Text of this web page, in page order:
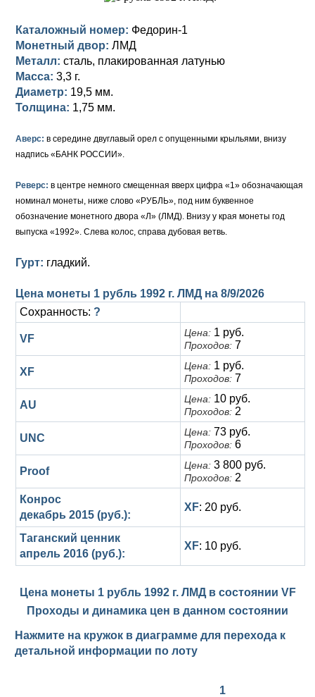
Германская оккупация
Для Финляндии
Памятные и донативные
Для Финляндии
Памятные и донативные
Медь
Для Финляндии
Памятные и донативные
Платина, золото
Серебро
Медь
Для Грузии
Русско-Польские
Памятные и донативные
Золото
Серебро
Медь
Для Грузии
Павел I (1796-1801)
Золото
Серебро
Медь
Екатерина II (1762-1796)
Золото
Серебро
Петр III (1762)
Елизавета I (1741-1762)
Альбертусталер
Анна Иоанновна (1730-1740)
Золото
Серебро
Медь
Для Речи Посполитой
Каталожный номер: Федорин-1
Монетный двор: ЛМД
Металл: сталь, плакированная латунью
Масса: 3,3 г.
Диаметр: 19,5 мм.
Толщина: 1,75 мм.
Аверс: в середине двуглавый орел с опущенными крыльями, внизу
надпись «БАНК РОССИИ».
Реверс: в центре немного смещенная вверх цифра «1» обозначающая
номинал монеты, ниже слово «РУБЛЬ», под ним буквенное
обозначение монетного двора «Л» (ЛМД). Внизу у края монеты год
выпуска «1992». Слева колос, справа дубовая ветвь.
Гурт: гладкий.
Цена монеты 1 рубль 1992 г. ЛМД на 8/9/2026
Сохранность: ?
VF Цена: 1 руб.
Проходов: 7
XF Цена: 1 руб.
Проходов: 7
AU Цена: 10 руб.
Проходов: 2
UNC Цена: 73 руб.
Проходов: 6
Proof Цена: 3 800 руб.
Проходов: 2
Конрос
декабрь 2015 (руб.):
XF: 20 руб.
Таганский ценник
апрель 2016 (руб.):
XF: 10 руб.
Цена монеты 1 рубль 1992 г. ЛМД в состоянии VF
Проходы и динамика цен в данном состоянии
Нажмите на кружок в диаграмме для перехода к
детальной информации по лоту
1